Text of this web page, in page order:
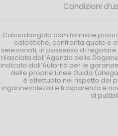
Condizioni
Calciodangolo.com fornisce
calcistiche, confronta quote e
selezionati, in possesso di
rilasciata dall’Agenzia delle
indicato dall’Autorità per le
delle proprie Linee Guida
è effettuato nel rispetto del
ingannevolezza e trasparenza e
di